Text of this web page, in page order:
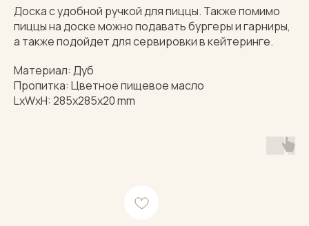
Доска с удобной ручкой для пиццы. Также помимо
пиццы на доске можно подавать бургеры и гарниры,
а также подойдет для сервировки в кейтеринге.
Материал: Дуб
Пропитка: Цветное пищевое масло
LxWxH: 285x285x20 mm